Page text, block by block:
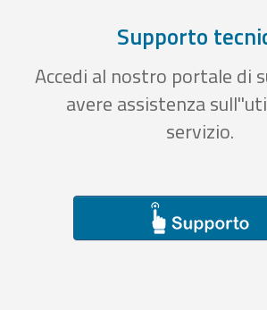
Supporto
Accedi al nostro portale di
avere assistenza
servizio.